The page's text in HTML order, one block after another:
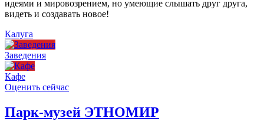
идеями и мировозрением, но умеющие слышать друг друга,
видеть и создавать новое!
Калуга
Заведения
Кафе
Оценить сейчас
Парк-музей ЭТНОМИР